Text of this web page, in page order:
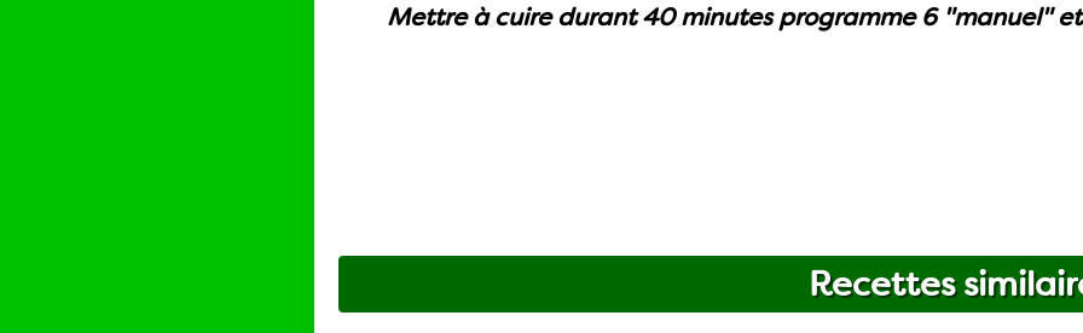
Mettre à cuire durant 40 minutes programme 6 "manuel" et
Recettes